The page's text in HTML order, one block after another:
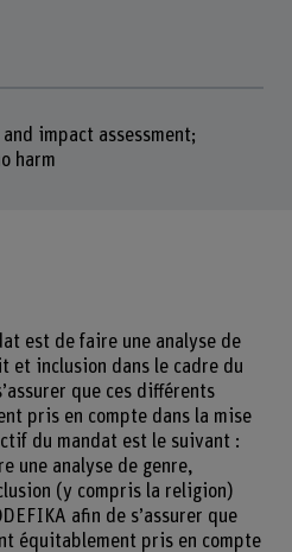
impact assessment;
harm
est de faire une analyse de
et inclusion dans le cadre du
que ces différents
pris en compte dans la mise
du mandat est le suivant :
une analyse de genre,
(y compris la religion)
afin de s’assurer que
équitablement pris en compte